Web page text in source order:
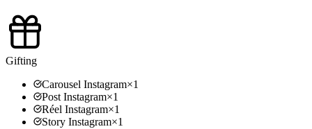
Gifting
Carousel Instagram×1
Post Instagram×1
Réel Instagram×1
Story Instagram×1